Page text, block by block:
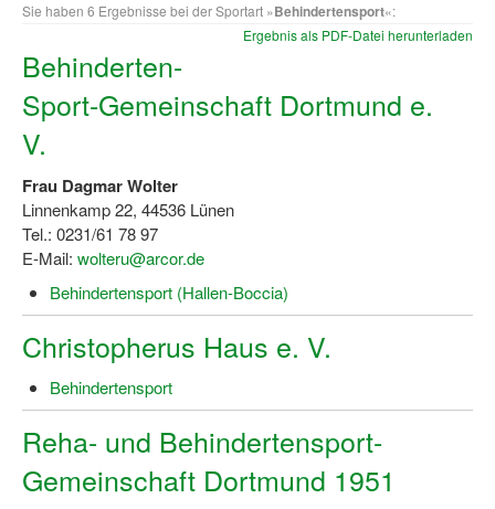
Bezuschussung Qualifizierung für Dortmunder
Projekte
Open Sports Day
Mädchen in Mannschaftssportarten
Bewegungszwerge
Bewegungskindergarten
Sportgutschein 4.0
SportartCheck
Sport im Ganztag
Sie haben 6 Ergebnisse bei der Sportart »Behindertensport«:
Ergebnis als PDF-Datei herunterladen
Behinderten-
Sport-Gemeinschaft Dortmund e.
V.
Frau Dagmar Wolter
Linnenkamp 22, 44536 Lünen
Tel.: 0231/61 78 97
E-Mail: wolteru@arcor.de
Behindertensport (Hallen-Boccia)
Christopherus Haus e. V.
Behindertensport
Reha- und Behindertensport-
Gemeinschaft Dortmund 1951